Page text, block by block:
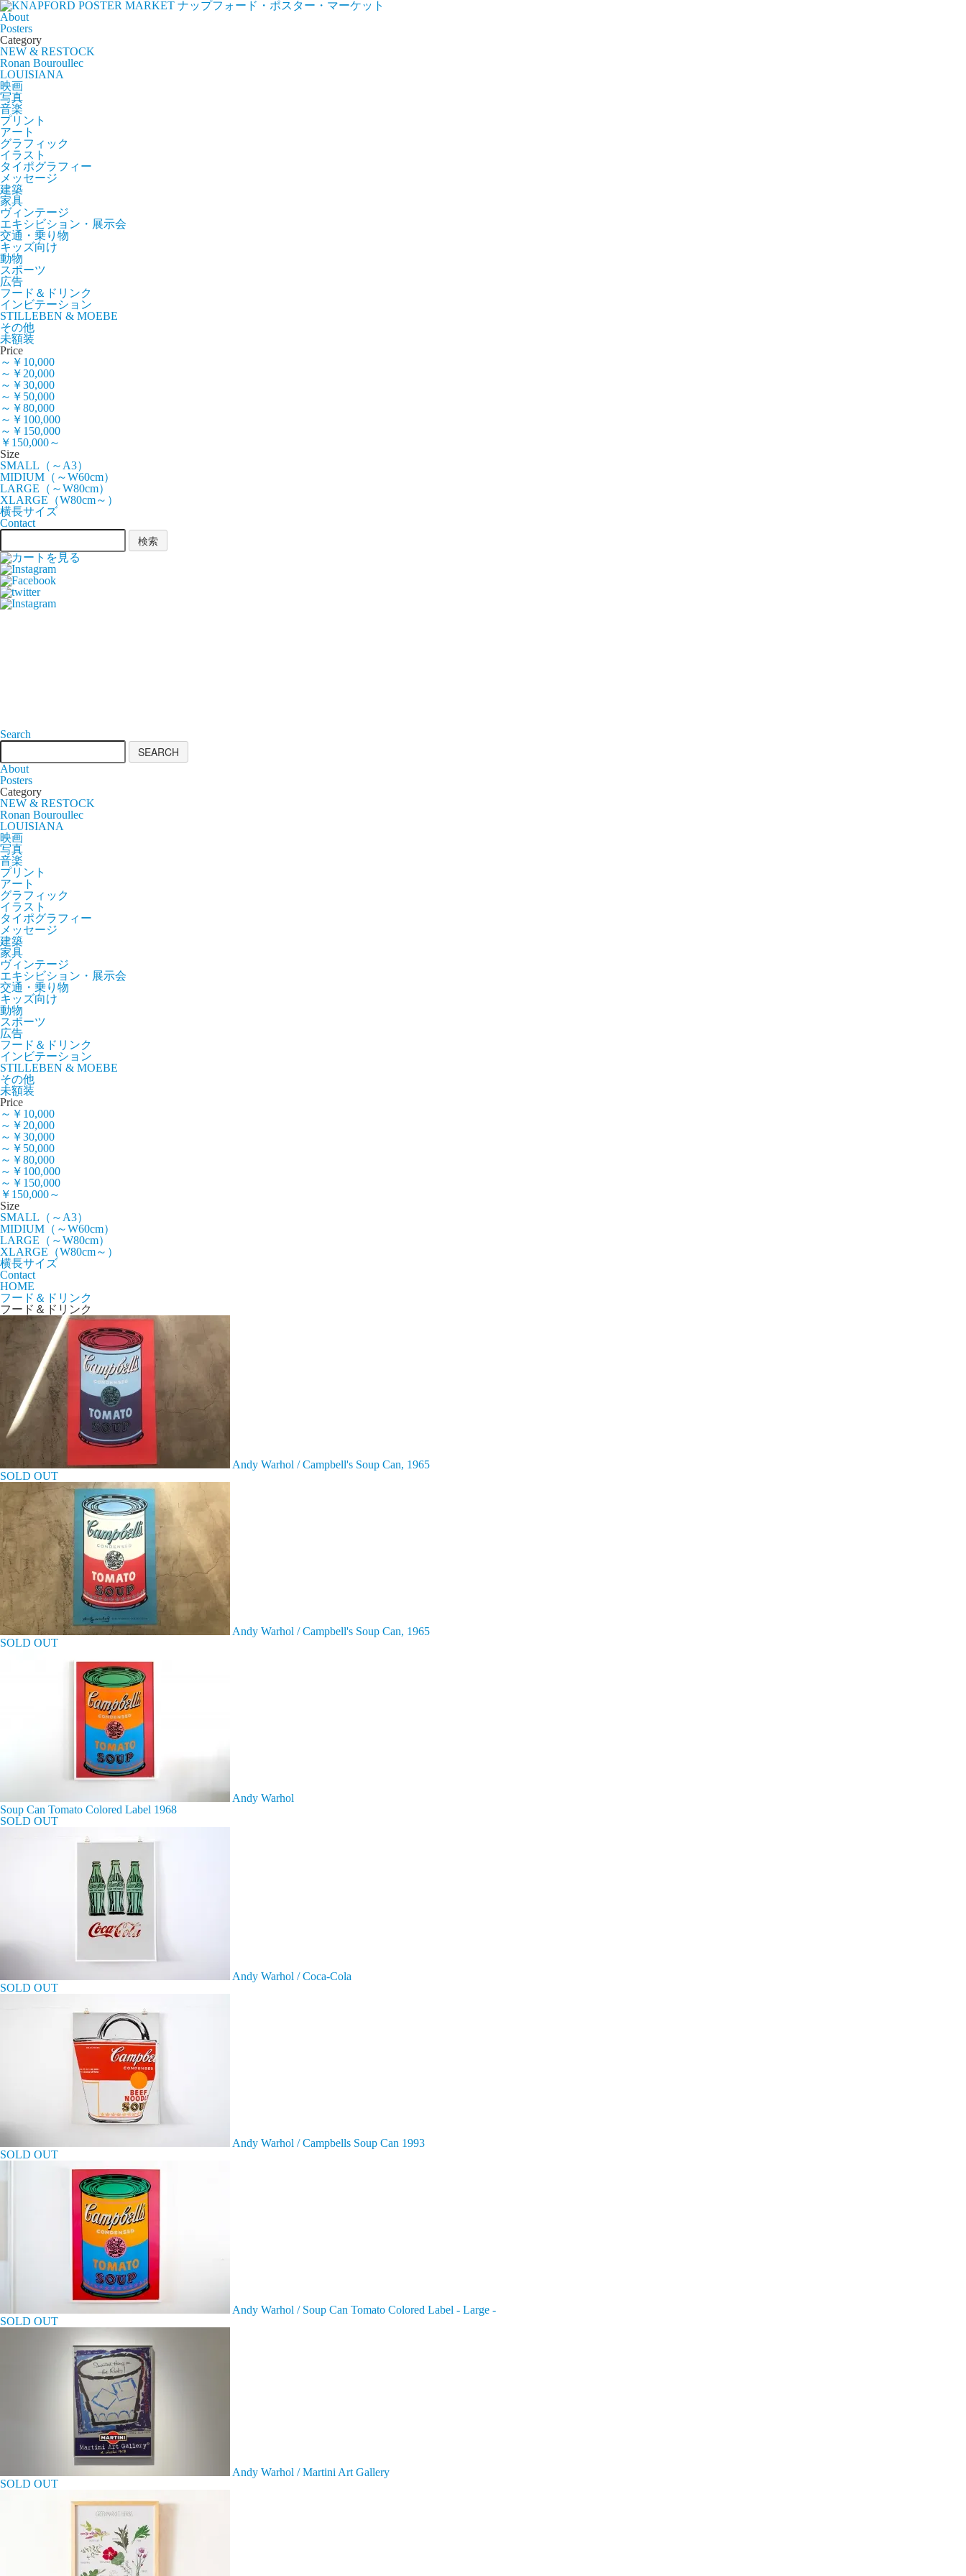
ナップフォード・ポスター・マーケット
About
Posters
Category
NEW & RESTOCK
Ronan Bouroullec
LOUISIANA
映画
写真
音楽
プリント
アート
グラフィック
イラスト
タイポグラフィー
メッセージ
建築
家具
ヴィンテージ
エキシビション・展示会
交通・乗り物
キッズ向け
動物
スポーツ
広告
フード＆ドリンク
インビテーション
STILLEBEN & MOEBE
その他
未額装
Price
～￥10,000
～￥20,000
～￥30,000
～￥50,000
～￥80,000
～￥100,000
～￥150,000
￥150,000～
Size
SMALL（～A3）
MIDIUM（～W60cm）
LARGE（～W80cm）
XLARGE（W80cm～）
横長サイズ
Contact
Search
About
Posters
Category
NEW & RESTOCK
Ronan Bouroullec
LOUISIANA
映画
写真
音楽
プリント
アート
グラフィック
イラスト
タイポグラフィー
メッセージ
建築
家具
ヴィンテージ
エキシビション・展示会
交通・乗り物
キッズ向け
動物
スポーツ
広告
フード＆ドリンク
インビテーション
STILLEBEN & MOEBE
その他
未額装
Price
～￥10,000
～￥20,000
～￥30,000
～￥50,000
～￥80,000
～￥100,000
～￥150,000
￥150,000～
Size
SMALL（～A3）
MIDIUM（～W60cm）
LARGE（～W80cm）
XLARGE（W80cm～）
横長サイズ
Contact
HOME
フード＆ドリンク
フード＆ドリンク
Andy Warhol / Campbell's Soup Can, 1965
SOLD OUT
Andy Warhol / Campbell's Soup Can, 1965
SOLD OUT
Andy Warhol
Soup Can Tomato Colored Label 1968
SOLD OUT
Andy Warhol / Coca-Cola
SOLD OUT
Andy Warhol / Campbells Soup Can 1993
SOLD OUT
Andy Warhol / Soup Can Tomato Colored Label - Large -
SOLD OUT
Andy Warhol / Martini Art Gallery
SOLD OUT